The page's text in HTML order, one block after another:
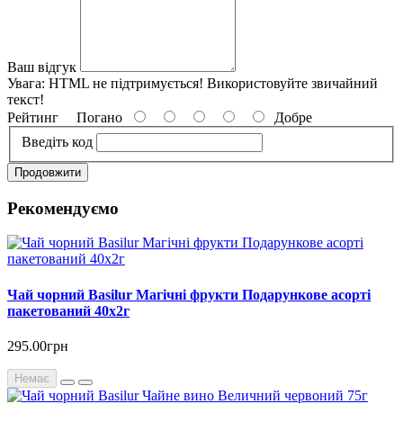
Ваш відгук
Увага: HTML не підтримується! Використовуйте звичайний
текст!
Рейтинг Погано
Добре
Введіть код
Продовжити
Рекомендуємо
Чай чорний Basilur Магічні фрукти Подарункове асорті
пакетований 40х2г
295.00грн
Немає